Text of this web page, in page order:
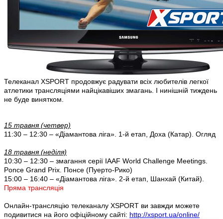
Телеканал XSPORT продовжує радувати всіх любителів легкої
атлетики трансляціями найцікавіших змагань. І нинішній тиждень
не буде винятком.
15 травня (четвер)
11:30 – 12:30 – «Діамантова ліга». 1-й етап, Доха (Катар). Огляд
18 травня (неділя)
10:30 – 12:30 – змагання серії IAAF World Challenge Meetings.
Ponce Grand Prix. Понсе (Пуерто-Рико)
15:00 – 16:40 – «Діамантова ліга». 2-й етап, Шанхай (Китай).
Пряма трансляція
Онлайн-трансляцію телеканалу XSPORT ви завжди можете
подивитися на його офіційному сайті: http://xsport.ua/online/